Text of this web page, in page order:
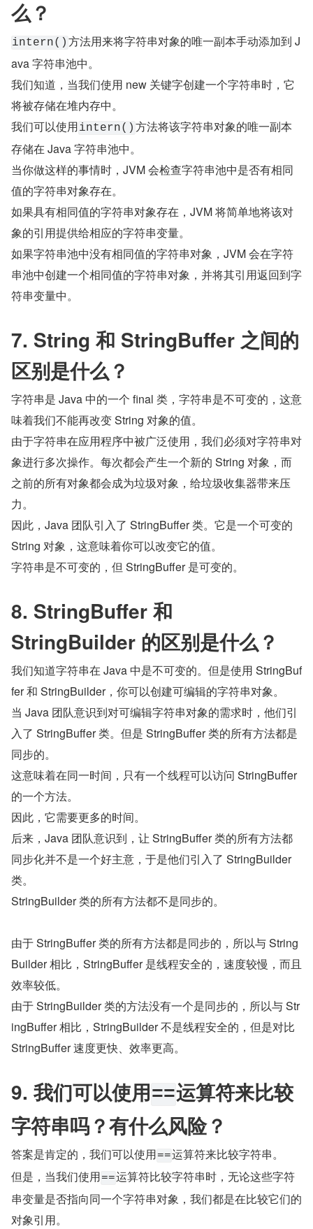
么？
intern() 方法用来将字符串对象的唯一副本手动添加到 J
ava 字符串池中。
我们知道，当我们使用 new 关键字创建一个字符串时，它
将被存储在堆内存中。
我们可以使用intern() 方法将该字符串对象的唯一副本
存储在 Java 字符串池中。
当你做这样的事情时，JVM 会检查字符串池中是否有相同
值的字符串对象存在。
如果具有相同值的字符串对象存在，JVM 将简单地将该对
象的引用提供给相应的字符串变量。
如果字符串池中没有相同值的字符串对象，JVM 会在字符
串池中创建一个相同值的字符串对象，并将其引用返回到字
符串变量中。
7. String 和 StringBuffer 之间的
区别是什么？
字符串是 Java 中的一个 final 类，字符串是不可变的，这意
味着我们不能再改变 String 对象的值。
由于字符串在应用程序中被广泛使用，我们必须对字符串对
象进行多次操作。每次都会产生一个新的 String 对象，而
之前的所有对象都会成为垃圾对象，给垃圾收集器带来压
力。
因此，Java 团队引入了 StringBuffer 类。它是一个可变的
String 对象，这意味着你可以改变它的值。
字符串是不可变的，但 StringBuffer 是可变的。
8. StringBuffer 和
StringBuilder 的区别是什么？
我们知道字符串在 Java 中是不可变的。但是使用 StringBuf
fer 和 StringBuilder，你可以创建可编辑的字符串对象。
当 Java 团队意识到对可编辑字符串对象的需求时，他们引
入了 StringBuffer 类。但是 StringBuffer 类的所有方法都是
同步的。
这意味着在同一时间，只有一个线程可以访问 StringBuffer
的一个方法。
因此，它需要更多的时间。
后来，Java 团队意识到，让 StringBuffer 类的所有方法都
同步化并不是一个好主意，于是他们引入了 StringBuilder
类。
StringBuilder 类的所有方法都不是同步的。
由于 StringBuffer 类的所有方法都是同步的，所以与 String
Builder 相比，StringBuffer 是线程安全的，速度较慢，而且
效率较低。
由于 StringBuilder 类的方法没有一个是同步的，所以与 Str
ingBuffer 相比，StringBuilder 不是线程安全的，但是对比
StringBuffer 速度更快、效率更高。
9. 我们可以使用==运算符来比较
字符串吗？有什么风险？
答案是肯定的，我们可以使用==运算符来比较字符串。
但是，当我们使用==运算符比较字符串时，无论这些字符
串变量是否指向同一个字符串对象，我们都是在比较它们的
对象引用。